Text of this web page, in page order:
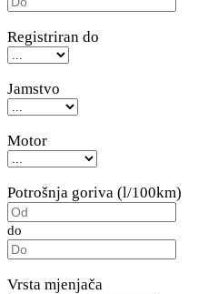
Registriran do
Jamstvo
Motor
Potrošnja goriva (l/100km)
do
Vrsta mjenjača